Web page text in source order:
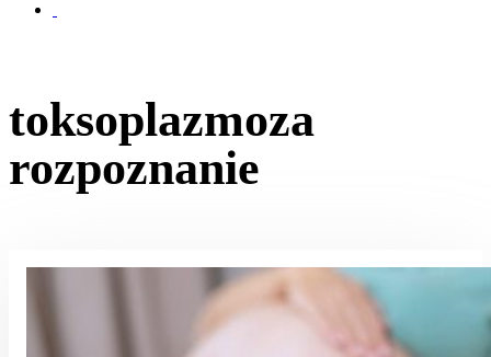
toksoplazmoza
rozpoznanie